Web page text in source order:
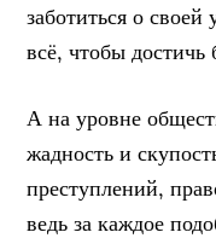
заботиться о
всё, чтобы достичь
А на уровне
жадность и
преступлений,
ведь за каждое